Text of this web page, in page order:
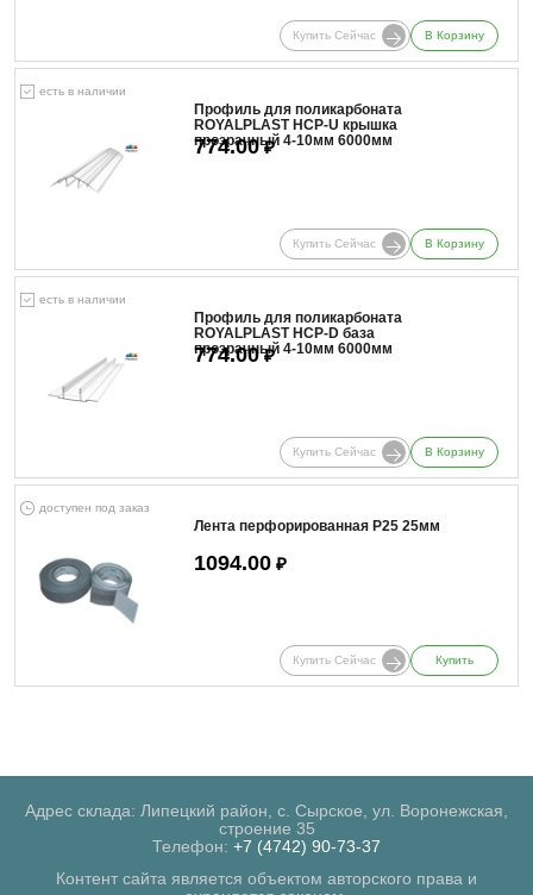
Купить Сейчас В Корзину
есть в наличии
Профиль для поликарбоната
ROYALPLAST HCP-U крышка
прозрачный 4-10мм 6000мм
774.00₽
Купить Сейчас В Корзину
есть в наличии
Профиль для поликарбоната
ROYALPLAST HCP-D база
прозрачный 4-10мм 6000мм
774.00₽
Купить Сейчас В Корзину
доступен под заказ
Лента перфорированная Р25 25мм
1094.00 ₽
Купить Сейчас Купить
Адрес склада: Липецкий район, с. Сырское, ул. Воронежская,
строение 35
Телефон: +7 (4742) 90-73-37
Контент сайта является объектом авторского права и